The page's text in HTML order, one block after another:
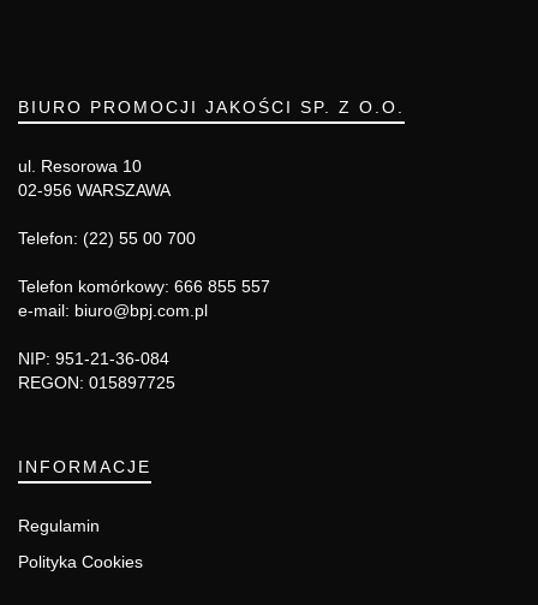
BIURO PROMOCJI JAKOŚCI SP. Z O.O.
ul. Resorowa 10
02-956 WARSZAWA
Telefon: (22) 55 00 700
Telefon komórkowy: 666 855 557
e-mail: biuro@bpj.com.pl
NIP: 951-21-36-084
REGON: 015897725
INFORMACJE
Regulamin
Polityka Cookies